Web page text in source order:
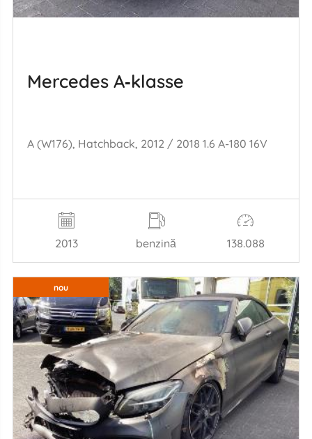
Mercedes A‑klasse
A (W176), Hatchback, 2012 / 2018 1.6 A-180 16V
2013 benzină 138.088
nou